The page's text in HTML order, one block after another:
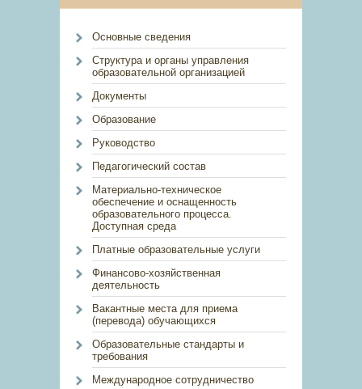
Основные сведения
Структура и органы управления
образовательной организацией
Документы
Образование
Руководство
Педагогический состав
Материально-техническое
обеспечение и оснащенность
образовательного процесса.
Доступная среда
Платные образовательные услуги
Финансово-хозяйственная
деятельность
Вакантные места для приема
(перевода) обучающихся
Образовательные стандарты и
требования
Международное сотрудничество